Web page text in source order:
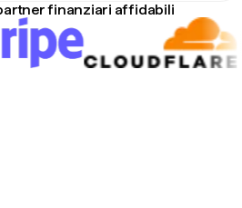
finanziari affidabili